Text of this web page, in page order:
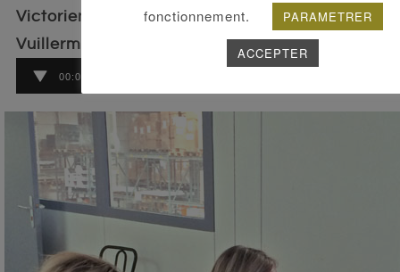
Victorien Duchet de RCF, interviewe Florence
Vuillermoz :
Lecteur
audio
00:00
fonctionnement.
PARAMETRER
ACCEPTER